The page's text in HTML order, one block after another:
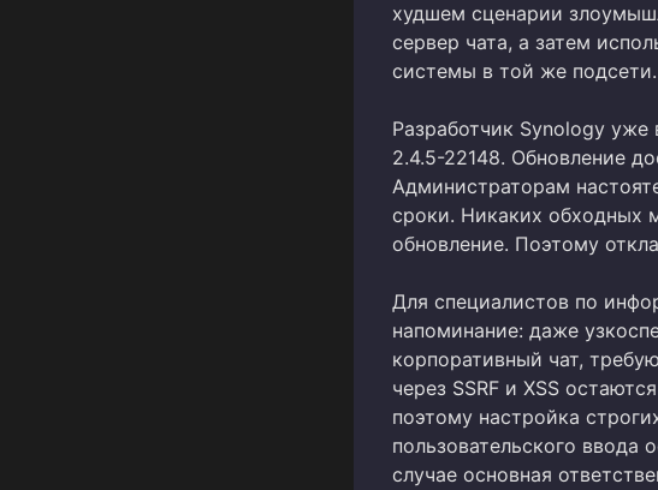
худшем сценарии
сервер чата, а затем
системы в той же подсети.
Разработчик Synology уже
2.4.5-22148. Обновление
Администраторам
сроки. Никаких обходных
обновление. Поэтому
Для специалистов по
напоминание: даже
корпоративный чат,
через SSRF и XSS
поэтому настройка
пользовательского
случае основная